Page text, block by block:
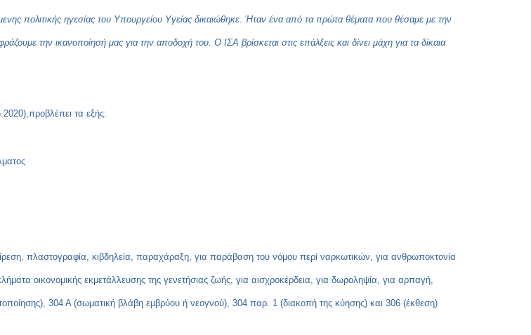
πολιτικής ηγεσίας του Υπουργείου Υγείας δικαιώθηκε. Ήταν ένα από τα πρώτα θέματα που θέσαμε με την
την ικανοποίησή μας για την αποδοχή του. Ο ΙΣΑ βρίσκεται στις επάλξεις και δίνει μάχη για τα δίκαια
τα εξής:
πλαστογραφία, κιβδηλεία, παραχάραξη, για παράβαση του νόμου περί ναρκωτικών, για ανθρωποκτονία
οικονομικής εκμετάλλευσης της γενετήσιας ζωής, για αισχροκέρδεια, για δωροληψία, για αρπαγή,
304 Α (σωματική βλάβη εμβρύου ή νεογνού), 304 παρ. 1 (διακοπή της κύησης) και 306 (έκθεση)